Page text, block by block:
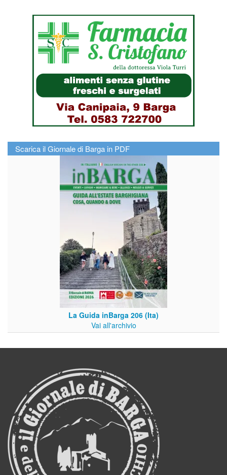
Scarica il Giornale di Barga in PDF
La Guida inBarga 206 (Ita)
Vai all'archivio